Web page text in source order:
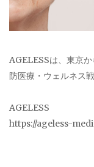
AGELESSは、東京
防医療・ウェルネス
AGELESS
https://ageless-